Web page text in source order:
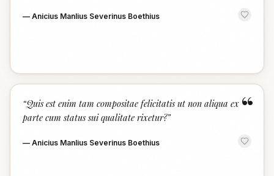
— Anicius Manlius Severinus Boethius
“
“Quis est enim tam compositae felicitatis ut non aliqua ex
parte cum status sui qualitate rixetur?”
— Anicius Manlius Severinus Boethius